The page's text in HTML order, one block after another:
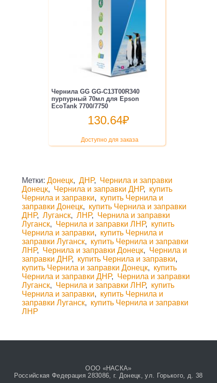
Чернила GG GG-C13T00R340
пурпурный 70мл для Epson
EcoTank 7700/7750
130.64₽
Доступно для заказа
Метки: Донецк, ДНР, Чернила и заправки
Донецк, Чернила и заправки ДНР, купить
Чернила и заправки, купить Чернила и
заправки Донецк, купить Чернила и заправки
ДНР, Луганск, ЛНР, Чернила и заправки
Луганск, Чернила и заправки ЛНР, купить
Чернила и заправки, купить Чернила и
заправки Луганск, купить Чернила и заправки
ЛНР, Чернила и заправки Донецк, Чернила и
заправки ДНР, купить Чернила и заправки,
купить Чернила и заправки Донецк, купить
Чернила и заправки ДНР, Чернила и заправки
Луганск, Чернила и заправки ЛНР, купить
Чернила и заправки, купить Чернила и
заправки Луганск, купить Чернила и заправки
ЛНР
ООО «НАСКА»
Российская Федерация 283086, г. Донецк, ул. Горького, д. 38